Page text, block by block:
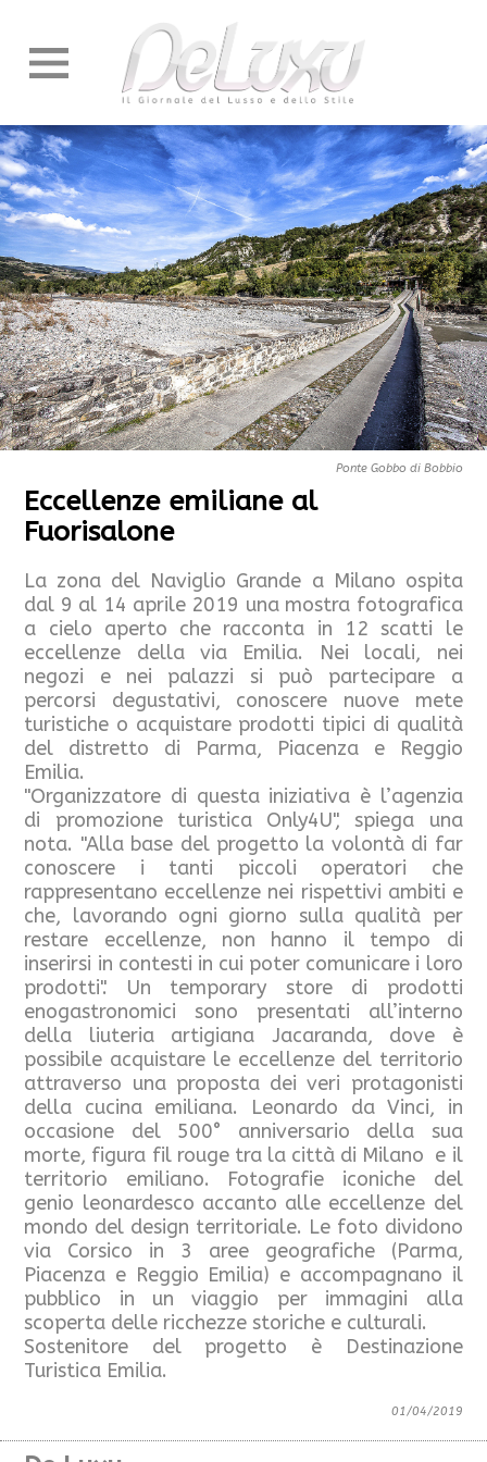
Ponte Gobbo di Bobbio
Eccellenze emiliane al
Fuorisalone
La zona del Naviglio Grande a Milano ospita
dal 9 al 14 aprile 2019 una mostra fotografica
a cielo aperto che racconta in 12 scatti le
eccellenze della via Emilia. Nei locali, nei
negozi e nei palazzi si può partecipare a
percorsi degustativi, conoscere nuove mete
turistiche o acquistare prodotti tipici di qualità
del distretto di Parma, Piacenza e Reggio
Emilia.
"Organizzatore di questa iniziativa è l’agenzia
di promozione turistica Only4U", spiega una
nota. "Alla base del progetto la volontà di far
conoscere i tanti piccoli operatori che
rappresentano eccellenze nei rispettivi ambiti e
che, lavorando ogni giorno sulla qualità per
restare eccellenze, non hanno il tempo di
inserirsi in contesti in cui poter comunicare i loro
prodotti". Un temporary store di prodotti
enogastronomici sono presentati all’interno
della liuteria artigiana Jacaranda, dove è
possibile acquistare le eccellenze del territorio
attraverso una proposta dei veri protagonisti
della cucina emiliana. Leonardo da Vinci, in
occasione del 500° anniversario della sua
morte, figura fil rouge tra la città di Milano e il
territorio emiliano. Fotografie iconiche del
genio leonardesco accanto alle eccellenze del
mondo del design territoriale. Le foto dividono
via Corsico in 3 aree geografiche (Parma,
Piacenza e Reggio Emilia) e accompagnano il
pubblico in un viaggio per immagini alla
scoperta delle ricchezze storiche e culturali.
Sostenitore del progetto è Destinazione
Turistica Emilia.
01/04/2019